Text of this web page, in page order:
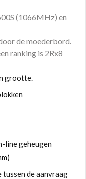
(1066MHz) en
de moederbord.
ranking is 2Rx8
grootte.
line geheugen
tussen de aanvraag